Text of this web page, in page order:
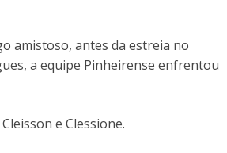
amistoso, antes da estreia no
a equipe Pinheirense enfrentou
e Clessione.